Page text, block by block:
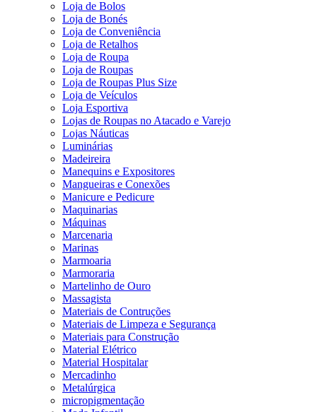
Loja de Bolos
Loja de Bonés
Loja de Conveniência
Loja de Retalhos
Loja de Roupa
Loja de Roupas
Loja de Roupas Plus Size
Loja de Veículos
Loja Esportiva
Lojas de Roupas no Atacado e Varejo
Lojas Náuticas
Luminárias
Madeireira
Manequins e Expositores
Mangueiras e Conexões
Manicure e Pedicure
Maquinarias
Máquinas
Marcenaria
Marinas
Marmoaria
Marmoraria
Martelinho de Ouro
Massagista
Materiais de Contruções
Materiais de Limpeza e Segurança
Materiais para Construção
Material Elétrico
Material Hospitalar
Mercadinho
Metalúrgica
micropigmentação